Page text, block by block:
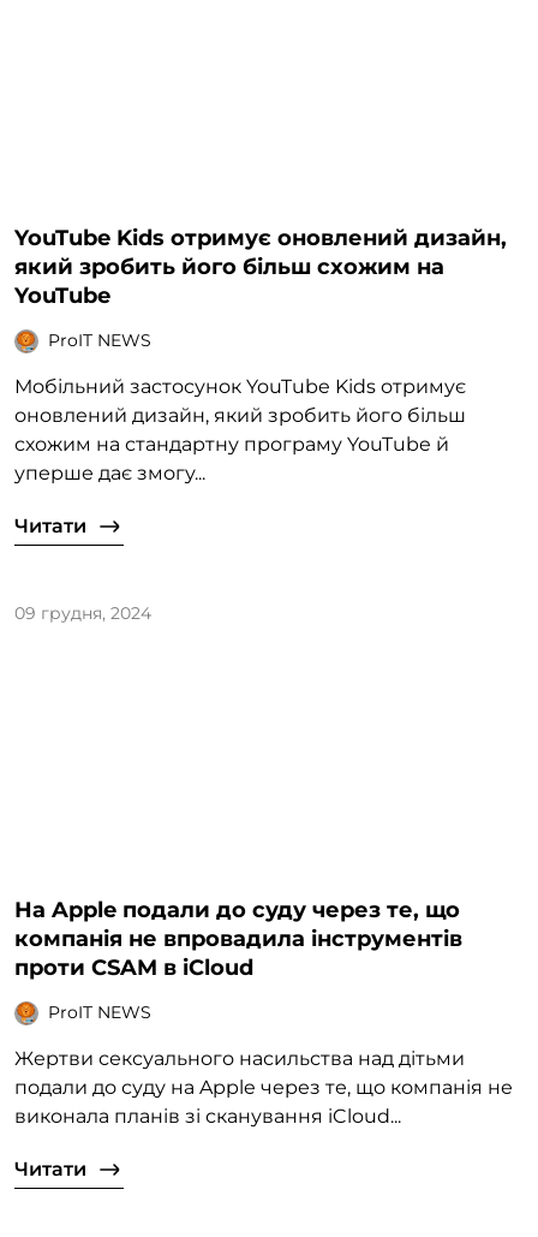
YouTube Kids отримує оновлений дизайн,
який зробить його більш схожим на
YouTube
ProIT NEWS
Мобільний застосунок YouTube Kids отримує
оновлений дизайн, який зробить його більш
схожим на стандартну програму YouTube й
уперше дає змогу...
Читати
09 грудня, 2024
На Apple подали до суду через те, що
компанія не впровадила інструментів
проти CSAM в iCloud
ProIT NEWS
Жертви сексуального насильства над дітьми
подали до суду на Apple через те, що компанія не
виконала планів зі сканування iCloud...
Читати